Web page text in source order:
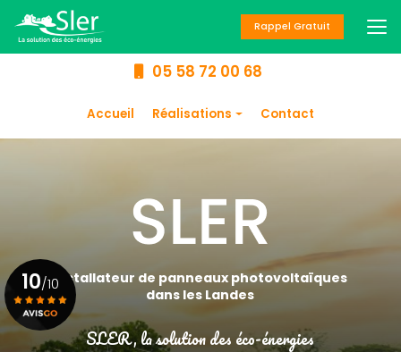
au
contenu
principal
05 58 72 00 68
Accueil Réalisations
Chauffage
Climatisation
Contact
Rappel Gratuit
Installateur de panneaux photovoltaïques
dans les Landes
SLER, la solution des éco-énergies
10/10
Voir le certificat